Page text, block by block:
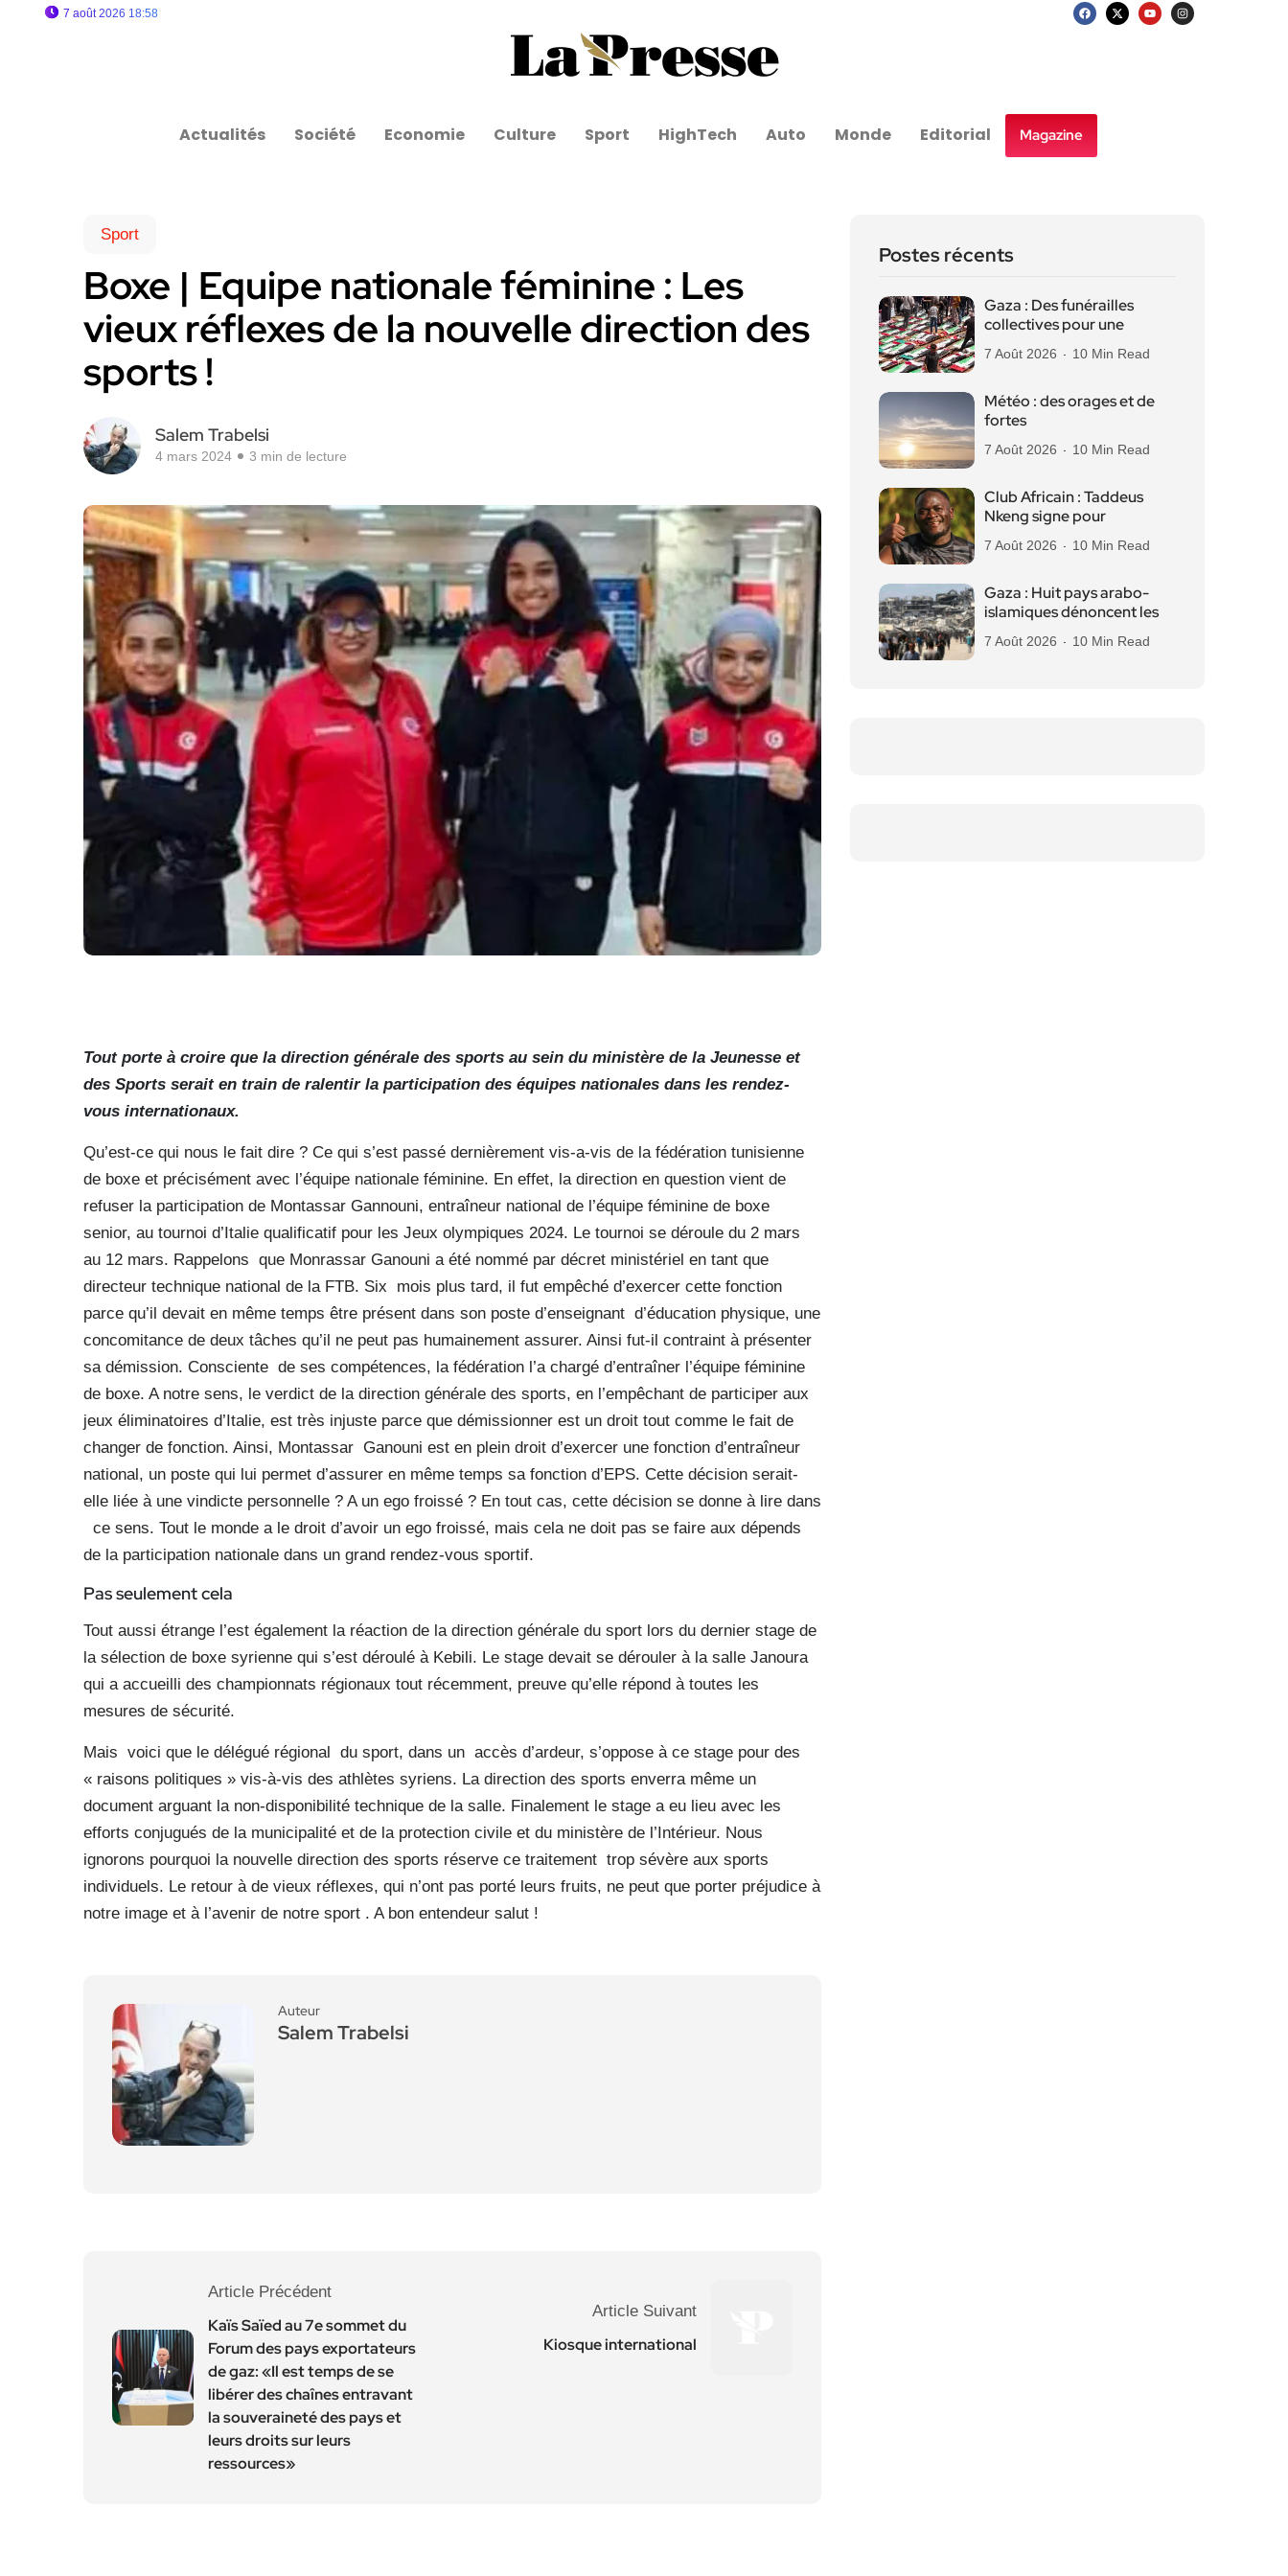
7 août 2026 18:58
Actualités Société Economie Culture Sport HighTech Auto Monde Editorial Magazine
Sport
Boxe | Equipe nationale féminine : Les
vieux réflexes de la nouvelle direction des
sports !
Salem Trabelsi
4 mars 2024 3 min de lecture
Tout porte à croire que la direction générale des sports au sein du ministère de la Jeunesse et
des Sports serait en train de ralentir la participation des équipes nationales dans les rendez-
vous internationaux.
Qu’est-ce qui nous le fait dire ? Ce qui s’est passé dernièrement vis-a-vis de la fédération tunisienne
de boxe et précisément avec l’équipe nationale féminine. En effet, la direction en question vient de
refuser la participation de Montassar Gannouni, entraîneur national de l’équipe féminine de boxe
senior, au tournoi d’Italie qualificatif pour les Jeux olympiques 2024. Le tournoi se déroule du 2 mars
au 12 mars. Rappelons que Monrassar Ganouni a été nommé par décret ministériel en tant que
directeur technique national de la FTB. Six
mois plus tard, il fut empêché d’exercer cette fonction
parce qu’il devait en même temps être présent dans son poste d’enseignant d’éducation physique, une
concomitance de deux tâches qu’il ne peut pas humainement assurer. Ainsi fut-il contraint à présenter
sa démission. Consciente de ses compétences, la fédération l’a chargé d’entraîner l’équipe féminine
de boxe. A notre sens, le verdict de la direction générale des sports, en l’empêchant de participer aux
jeux éliminatoires d’Italie, est très injuste parce que démissionner est un droit tout comme le fait de
changer de fonction. Ainsi, Montassar Ganouni est en plein droit d’exercer une fonction d’entraîneur
national, un poste qui lui permet d’assurer en même temps sa fonction d’EPS. Cette décision serait-
elle liée à une vindicte personnelle ? A un ego froissé ? En tout cas, cette décision se donne à lire dans
ce sens. Tout le monde a le droit d’avoir un ego froissé, mais cela ne doit pas se faire aux dépends
de la participation nationale dans un grand rendez-vous sportif.
Pas seulement cela
Tout aussi étrange l’est également la réaction de la direction générale du sport lors du dernier stage de
la sélection de boxe syrienne qui s’est déroulé à Kebili. Le stage devait se dérouler à la salle Janoura
qui a accueilli des championnats régionaux tout récemment, preuve qu’elle répond à toutes les
mesures de sécurité.
Mais voici que le délégué régional du sport, dans un accès d’ardeur, s’oppose à ce stage pour des
« raisons politiques » vis-à-vis des athlètes syriens. La direction des sports enverra même un
document arguant la non-disponibilité technique de la salle. Finalement le stage a eu lieu avec les
efforts conjugués de la municipalité et de la protection civile et du ministère de l’Intérieur. Nous
ignorons pourquoi la nouvelle direction des sports réserve ce traitement trop sévère aux sports
individuels. Le retour à de vieux réflexes, qui n’ont pas porté leurs fruits, ne peut que porter préjudice à
notre image et à l’avenir de notre sport . A bon entendeur salut !
Auteur
Salem Trabelsi
Article Précédent
Kaïs Saïed au 7e sommet du
Forum des pays exportateurs
de gaz: «Il est temps de se
libérer des chaînes entravant
la souveraineté des pays et
leurs droits sur leurs
ressources»
Article Suivant
Kiosque international
Postes récents
Gaza : Des funérailles
collectives pour une
7 Août 2026 10 Min Read
Météo : des orages et de
fortes
7 Août 2026 10 Min Read
Club Africain : Taddeus
Nkeng signe pour
7 Août 2026 10 Min Read
Gaza : Huit pays arabo-
islamiques dénoncent les
7 Août 2026 10 Min Read